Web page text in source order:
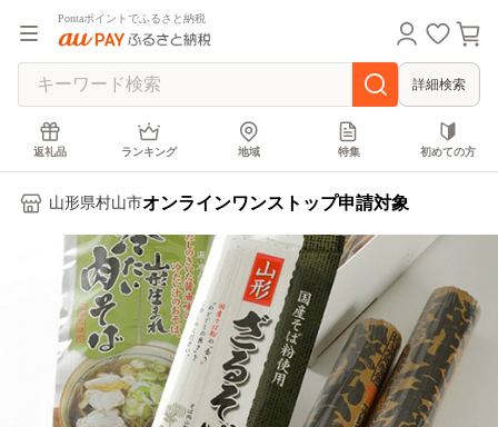
Pontaポイントでふるさと納税
詳細検索
返礼品 ランキング 地域 特集 初めての方
山形県村山市オンラインワンストップ申請対象